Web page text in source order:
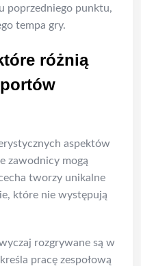
poprzedniego punktu,
tempa gry.
różnią
aspektów
zawodnicy mogą
tworzy unikalne
które nie występują
rozgrywane są w
pracę zespołową